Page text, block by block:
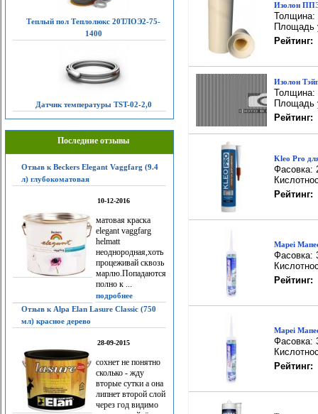
Теплый пол Теплолюкс 20ТЛОЭ2-75-
1400
Датчик температуры TST-02-2,0
Последние отзывы
Отзыв к Beckers Elegant Vaggfarg (9.4
л) глубокоматовая
10-12-2016
матовая краска
elegant vaggfarg
helmatt
неоднородная,хоть
процеживай сквозь
марлю.Попадаются
полно к ...
подробнее
Отзыв к Alpa Elan Lasure Classic (750
мл) красное дерево
28-09-2015
сохнет не понятно
сколько - жду
вторые сутки а она
липнет второй слой
через год видимо
Изолон
Толщина:
Площадь
Рейтинг:
Изолон
Толщина:
Площадь
Рейтинг:
Kleo Pro
Фасовка:
Рейтинг:
Mapei
Фасовка:
Рейтинг:
Mapei
Фасовка:
Рейтинг: